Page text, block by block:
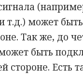
т.д.) может
Так же, до
быть
стороне. Есть